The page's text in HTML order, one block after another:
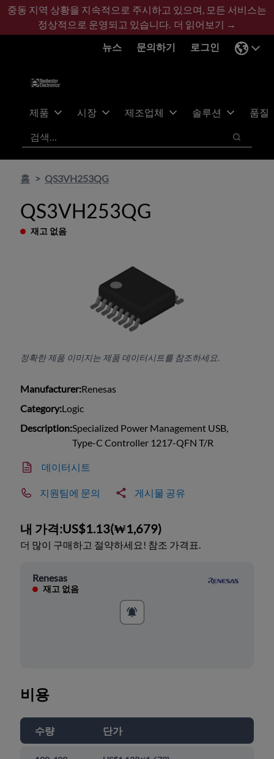
기
콘
바
글
중동 지역 상황을 지속적으로 주시하고 있으며, 모든 서비스는
정상적으로 운영되고 있습니다. 더 읽어보기 →
뉴스
문의하기 로그인
제품 시장 제조업체 솔루션
품질
검색
검색
홈 QS3VH253QG
QS3VH253QG
재고 없음
정확한 제품 이미지는 제품 데이터시트를 참조하세요.
Manufacturer:Renesas
Category:Logic
Description:Specialized Power Management USB,
Type-C Controller 1217-QFN T/R
데이터시트
지원팀에 문의 게시물 공유
내 가격:US$1.13(₩1,679)
더 많이 구매하고 절약하세요! 참조 가격표.
Renesas
재고 없음
비용
수량 단가